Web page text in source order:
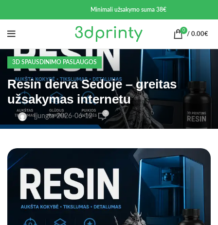
Minimali užsakymo suma 38€
0
/ 0.00€
3D SPAUSDINIMO PASLAUGOS
Resin derva Sedoje – greitas
užsakymas internetu
Įjungta 2026-06-12 0